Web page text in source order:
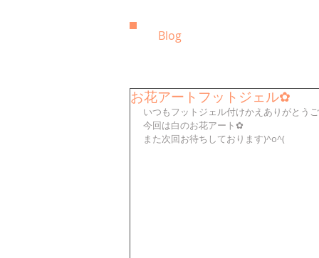
Blog
お花アートフットジェル✿
いつもフットジェル付けかえありがとう
今回は白のお花アート✿
また次回お待ちしております)^o^(